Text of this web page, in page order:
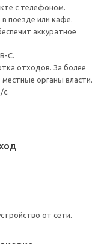
с телефоном.
поезде или кафе.
аккуратное
C.
отходов. За более
органы власти.
от сети.